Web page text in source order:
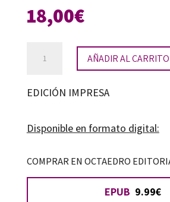
18,00€
la
de
vida
cantidad
AÑADIR AL CARRITO
EDICIÓN IMPRESA
Disponible en formato digital:
COMPRAR EN OCTAEDRO
EPUB 9.99€